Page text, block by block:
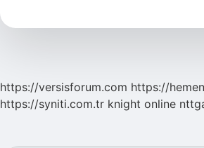
https://versisforum.com https://
https://syniti.com.tr knight online